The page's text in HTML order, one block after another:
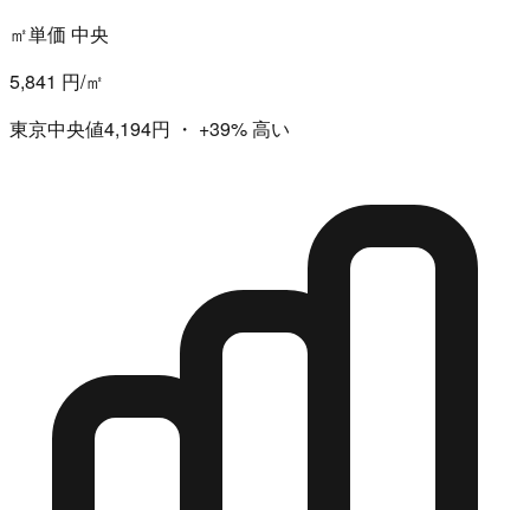
㎡単価 中央
5,841 円/㎡
東京中央値4,194円 ・ +39%高い